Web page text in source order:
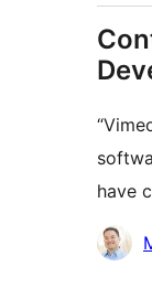
have